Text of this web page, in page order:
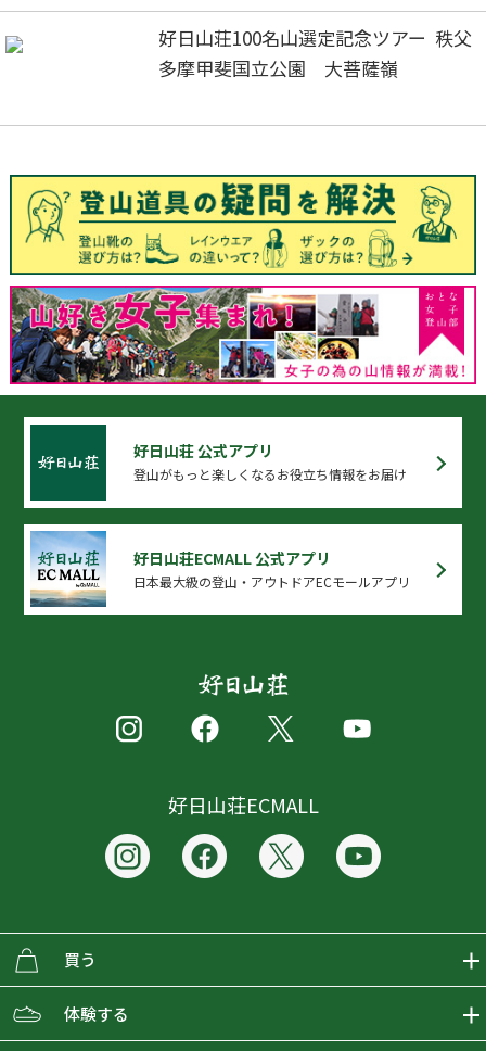
好日山荘100名山選定記念ツアー 秩父
多摩甲斐国立公園 大菩薩嶺
好日山荘 公式アプリ
登山がもっと楽しくなるお役立ち情報をお届け
好日山荘ECMALL 公式アプリ
日本最大級の登山・アウトドアECモールアプリ
好日山荘ECMALL
買う
ECMALLの商品をさがす
体験する